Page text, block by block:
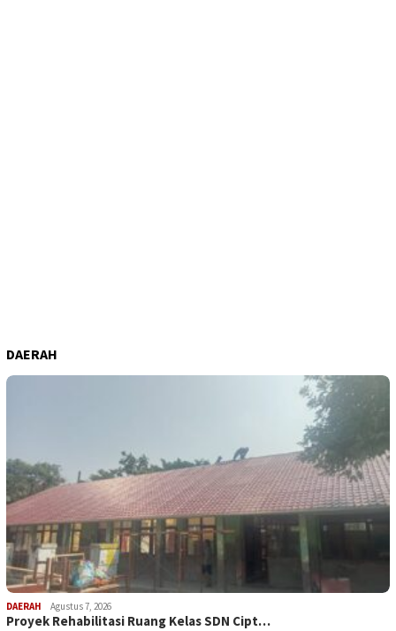
DAERAH
DAERAH Agustus 7, 2026
Proyek Rehabilitasi Ruang Kelas SDN Cipt…